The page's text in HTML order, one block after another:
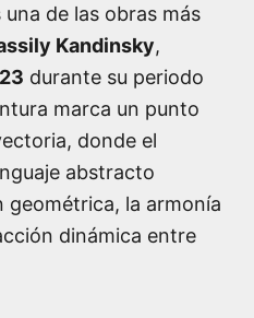
una de las obras más
Kandinsky,
durante su periodo
marca un punto
donde el
abstracto
geométrica, la armonía
dinámica entre